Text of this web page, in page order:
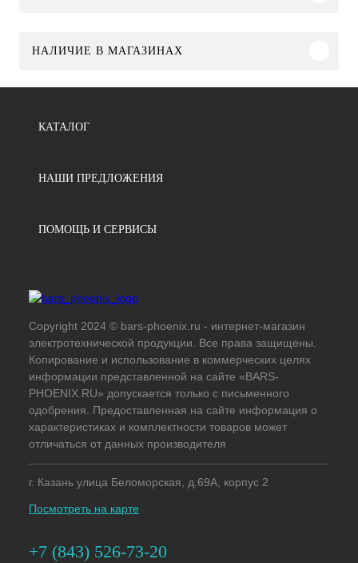
НАЛИЧИЕ В МАГАЗИНАХ
КАТАЛОГ
НАШИ ПРЕДЛОЖЕНИЯ
ПОМОЩЬ И СЕРВИСЫ
Copyright 2024 © bars-phoenix.ru - интернет-магазин
электротехнической продукции. Все права защищены.
Копирование и использование в коммерческих целях
информации представленной на сайте «BARS-
PHOENIX.RU» допускается только с письменного
одобрения. Предоставленная на сайте информация о
характеристиках и комплектности товаров может
отличаться от данных производителя
г. Казань улица Беломорская, д.69А, корпус 2
Посмотреть на карте
+7 (843) 526-73-20